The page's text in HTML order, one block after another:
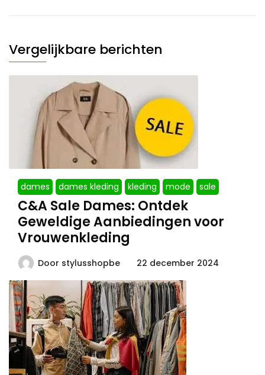
Vergelijkbare berichten
dames dames kleding kleding mode sale
C&A Sale Dames: Ontdek
Geweldige Aanbiedingen voor
Vrouwenkleding
Door stylusshopbe 22 december 2024